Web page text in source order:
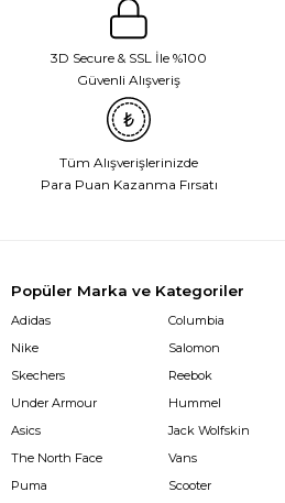
3D Secure & SSL İle %100
Güvenli Alışveriş
Tüm Alışverişlerinizde
Para Puan Kazanma Fırsatı
Popüler Marka ve Kategoriler
Adidas
Nike
Skechers
Under Armour
Asics
The North Face
Puma
Columbia
Salomon
Reebok
Hummel
Jack Wolfskin
Vans
Scooter